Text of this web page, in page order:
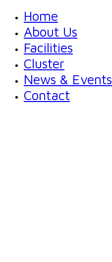
Home
About Us
Facilities
Cluster
News & Events
Contact